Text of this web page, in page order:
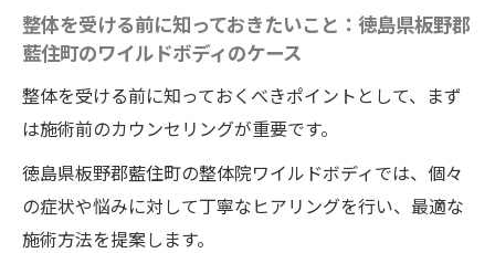
板野郡藍住町のワイルドボディの整体術
顔の骨格調整と小顔効果の関係：徳島県板
野郡藍住町の整体院ワイルドボディ
一回の施術でここまで変わる：徳島県板野
徳島県板野郡藍住町のワイルドボディで低価格
の整体頬の膨らみと二重顎を改善
整体を受ける前に知っておきたいこと：徳島県板野郡
藍住町のワイルドボディのケース
整体を受ける前に知っておくべきポイントとして、まず
は施術前のカウンセリングが重要です。
徳島県板野郡藍住町の整体院ワイルドボディでは、個々
の症状や悩みに対して丁寧なヒアリングを行い、最適な
施術方法を提案します。